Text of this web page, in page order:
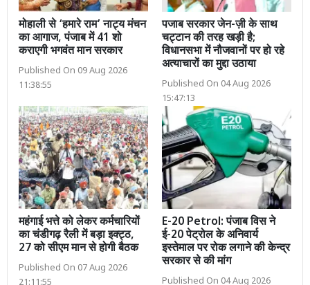
मोहाली से ‘हमारे राम’ नाट्य मंचन
का आगाज, पंजाब में 41 शो
कराएगी भगवंत मान सरकार
Published On 09 Aug 2026
11:38:55
पजाब सरकार जेन-ज़ी के साथ
चट्टान की तरह खड़ी है;
विधानसभा में नौजवानों पर हो रहे
अत्याचारों का मुद्दा उठाया
Published On 04 Aug 2026
15:47:13
महंगाई भत्ते को लेकर कर्मचारियों
का चंडीगढ़ रैली में बड़ा इक्ट्ठ,
27 को सीएम मान से होगी बैठक
Published On 07 Aug 2026
E-20 Petrol: पंजाब विस ने
ई-20 पेट्रोल के अनिवार्य
इस्तेमाल पर रोक लगाने की केन्द्र
सरकार से की मांग
Published On 04 Aug 2026